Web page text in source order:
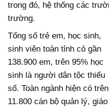
trong đó, hệ thống các
trường.
Tổng số trẻ em, học sinh,
sinh viên toàn tỉnh có gần
138.900 em, trên 95% học
sinh là người dân tộc thiểu
số. Toàn ngành hiện có trên
11.800 cán bộ quản lý, giáo